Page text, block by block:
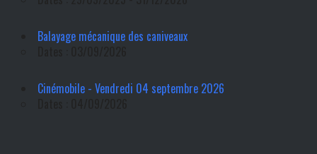
Balayage mécanique des caniveaux
Cinémobile - Vendredi 04 septembre 2026